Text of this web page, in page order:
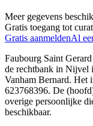
Meer gegevens
Gratis toegang tot
Gratis aanmeldenAl
Faubourg Saint
de rechtbank in Nijvel
Vanham Bernard. Het
623768396. De
overige persoonlijke
beschikbaar.